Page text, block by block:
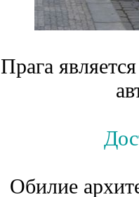
Прага
Обилие